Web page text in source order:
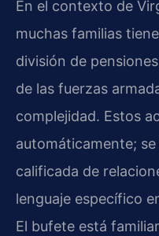
En el contexto de
muchas familias
división de
de las fuerzas
complejidad. Estos
automáticamente;
calificada de
lenguaje específico
El bufete está